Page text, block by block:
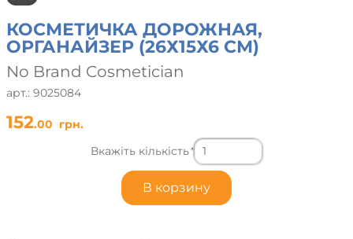
КОСМЕТИЧКА ДОРОЖНАЯ,
ОРГАНАЙЗЕР (26Х15Х6 СМ)
No Brand Cosmetician
арт.: 9025084
152.00 грн.
Вкажіть кількість*
В корзину